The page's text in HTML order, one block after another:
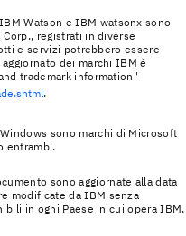
Watson e IBM watsonx sono
registrati in diverse
e servizi potrebbero essere
dei marchi IBM è
trademark information"
.
sono marchi di Microsoft
entrambi.
sono aggiornate alla data
modificate da IBM senza
in ogni Paese in cui opera IBM.